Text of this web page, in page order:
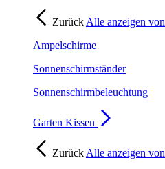
Zurück Alle anzeigen von
Ampelschirme
Sonnenschirmständer
Sonnenschirmbeleuchtung
Garten Kissen
Zurück Alle anzeigen von